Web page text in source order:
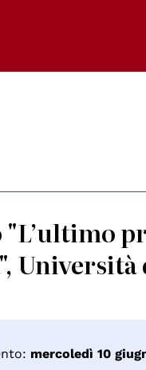
"L’ultimo
Università
mercoledì 10